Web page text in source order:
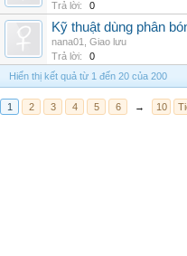
Trả lời:
0
Kỹ thuật dùng phân
nana01
Giao lưu
Trả lời:
0
Hiển thị kết quả từ 1 đến 20 của 200
1 2 3 4 5 6 → 10